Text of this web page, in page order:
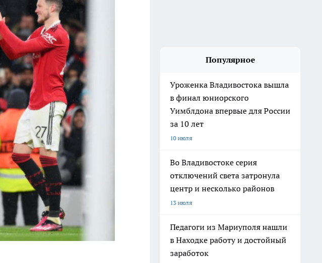
Популярное
Уроженка Владивостока вышла
в финал юниорского
Уимблдона впервые для России
за 10 лет
10 июля
Во Владивостоке серия
отключений света затронула
центр и несколько районов
13 июля
Педагоги из Мариуполя нашли
в Находке работу и достойный
заработок